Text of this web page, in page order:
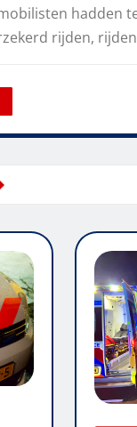
hadden
rijden,